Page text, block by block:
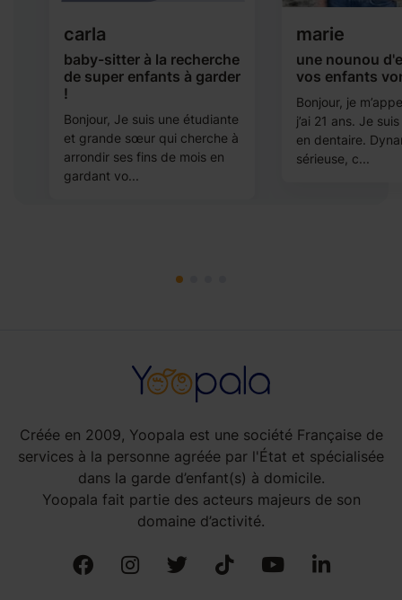
carla
baby-sitter à la recherche
de super enfants à garder
!
Bonjour, Je suis une étudiante
et grande sœur qui cherche à
arrondir ses fins de mois en
gardant vo...
marie
une nounou
vos enfants
Bonjour, je
j’ai 21 ans. Je
en dentaire.
sérieuse, c...
Créée en 2009, Yoopala est une société Française de
services à la personne agréée par l'État et spécialisée
dans la garde d’enfant(s) à domicile.
Yoopala fait partie des acteurs majeurs de son
domaine d’activité.